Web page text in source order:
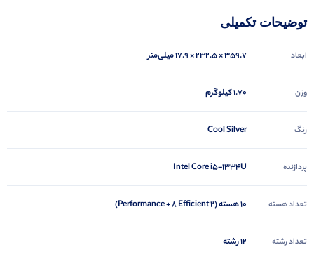
توضیحات تکمیلی
ابعاد 359.7 × 232.5 × 17.9 میلی‌متر
وزن 1.70 کیلوگرم
رنگ Cool Silver
پردازنده Intel Core i5-1334U
تعداد هسته 10 هسته (2 Performance + 8 Efficient)
تعداد رشته 12 رشته